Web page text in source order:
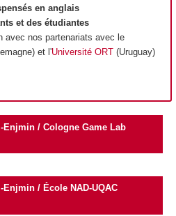
en anglais
et des étudiantes
avec nos partenariats avec le
et l'Université ORT(Uruguay)
/ Cologne Game Lab
/ École NAD-UQAC